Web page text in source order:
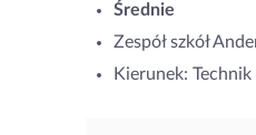
Średnie
Zespół szkół
Kierunek: